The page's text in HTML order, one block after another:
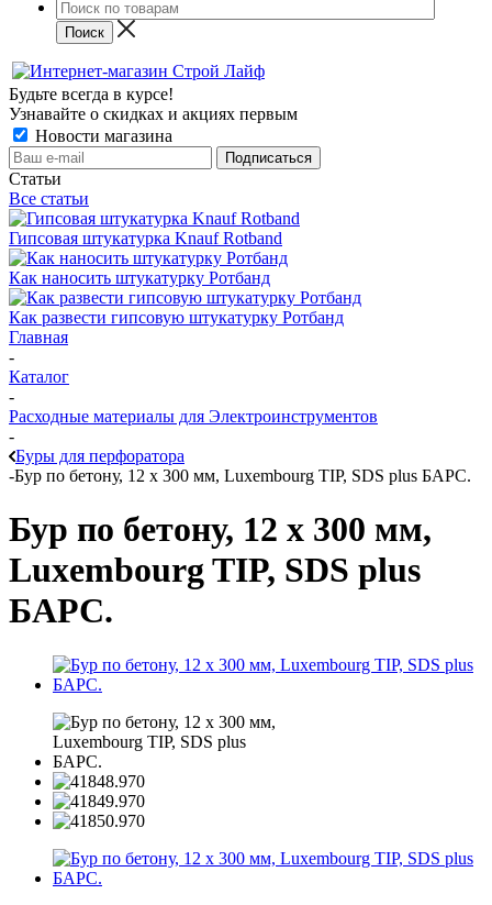
Будьте всегда в курсе!
Узнавайте о скидках и акциях первым
Новости магазина
Статьи
Все статьи
Гипсовая штукатурка Knauf Rotband
Как наносить штукатурку Ротбанд
Как развести гипсовую штукатурку Ротбанд
Главная
-
Каталог
-
Расходные материалы для Электроинструментов
-
Буры для перфоратора
-Бур по бетону, 12 х 300 мм, Luxembourg TIP, SDS plus БАРС.
Бур по бетону, 12 х 300 мм,
Luxembourg TIP, SDS plus
БАРС.